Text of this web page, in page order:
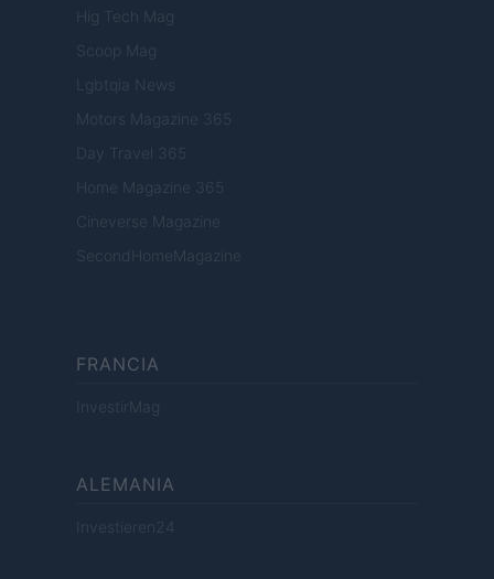
Hig Tech Mag
Scoop Mag
Lgbtqia News
Motors Magazine 365
Day Travel 365
Home Magazine 365
Cineverse Magazine
SecondHomeMagazine
FRANCIA
InvestirMag
ALEMANIA
Investieren24